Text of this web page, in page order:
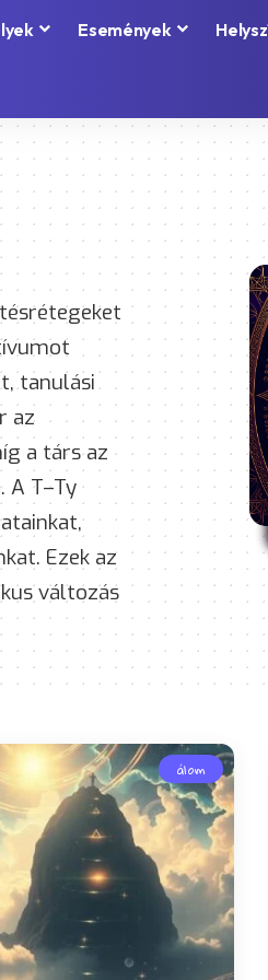
Események
tanulási
az
a társ az
A T–Ty
Ezek az
változás
álom